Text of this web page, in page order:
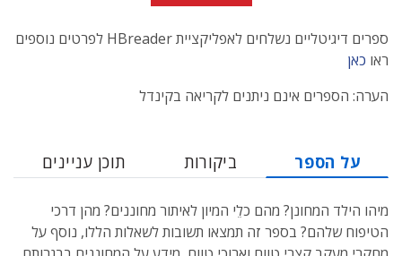
ספרים דיגיטליים נשלחים לאפליקציית HBreader לפרטים נוספים
ראו כאן
הערה: הספרים אינם ניתנים לקריאה בקינדל
על הספר ביקורות תוכן עניינים
מיהו הילד המחונן? מהם כלֵי המיון לאיתור מחוננים? מהן דרכי
הטיפוח שלהם? בספר זה תמצאו תשובות לשאלות הללו, נוסף על